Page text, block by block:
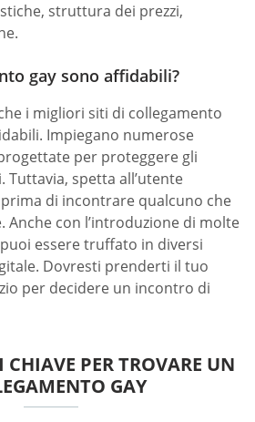
struttura dei prezzi,
gay sono affidabili?
i migliori siti di collegamento
Impiegano numerose
per proteggere gli
Tuttavia, spetta all’utente
di incontrare qualcuno che
con l’introduzione di molte
essere truffato in diversi
Dovresti prenderti il tuo
per decidere un incontro di
CHIAVE PER TROVARE UN
GAY